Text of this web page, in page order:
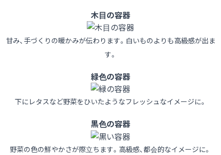
木目の容器
甘み、手づくりの暖かみが伝わります。白いものよりも高級感が出ま
す。
緑色の容器
下にレタスなど野菜をひいたようなフレッシュなイメージに。
黒色の容器
野菜の色の鮮やかさが際立ちます。高級感、都会的なイメージに。